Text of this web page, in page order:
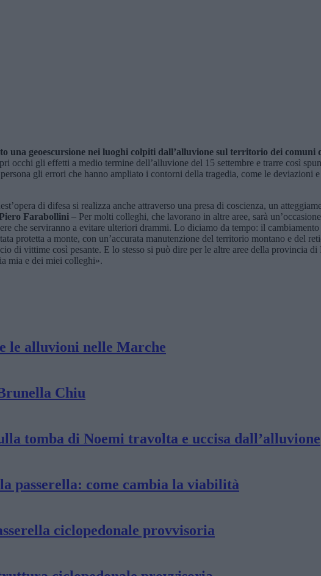
una geoescursione nei luoghi colpiti dall’alluvione sul territorio dei comuni
occhi gli effetti a medio termine dell’alluvione del 15 settembre e trarre così
gli errori che hanno ampliato i contorni della tragedia, come le deviazioni
di difesa si realizza anche attraverso una presa di coscienza, un
Farabollini – Per molti colleghi, che lavorano in altre aree, sarà
che serviranno a evitare ulteriori drammi. Lo diciamo da tempo: il
protetta a monte, con un’accurata manutenzione del territorio montano e del
di vittime così pesante. E lo stesso si può dire per le altre aree della provincia di
mia e dei miei colleghi».
le alluvioni nelle Marche
Chiu
tomba di Noemi travolta e uccisa dall’alluvione
passerella: come cambia la viabilità
ciclopedonale provvisoria